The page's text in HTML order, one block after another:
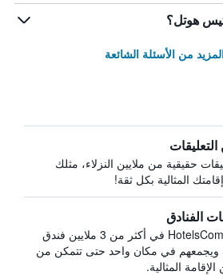
هوتل؟
من الأسئلة الشائعة
حقيقية من ملايين النزلاء، مثلك
المثالية بكل ثقة!
الفنادق
يبحث HotelsCombined في أكثر من 3 ملايين فندق
ويجمعهم في مكان واحد حتى تتمكن من
المثالية.